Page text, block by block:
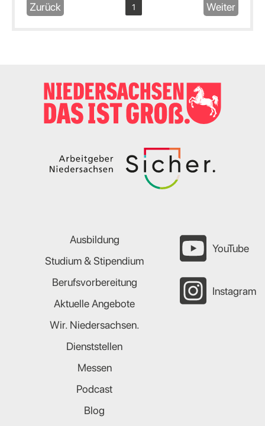
Zurück 1 Weiter
Ausbildung
Studium & Stipendium
Berufsvorbereitung
Aktuelle Angebote
Wir. Niedersachsen.
Dienststellen
Messen
Podcast
Blog
YouTube
Instagram